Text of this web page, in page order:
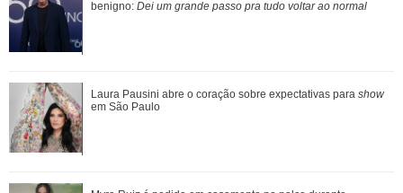
super parecidas
Mariana Rios revela perda gestacional após engravidar
naturalmente
benigno: Dei um grande passo pra tudo voltar ao normal
Laura Pausini abre o coração sobre expectativas para show
em São Paulo